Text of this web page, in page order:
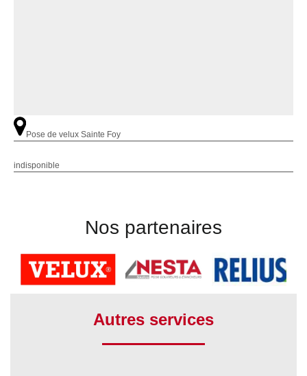
Pose de velux Sainte Foy
indisponible
Nos partenaires
Autres services